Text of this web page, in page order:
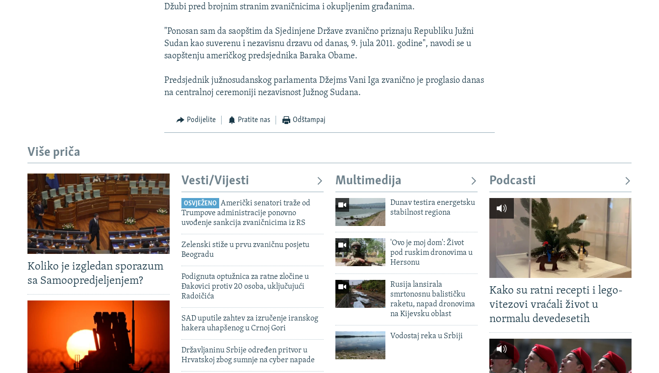
TRI DECENIJE OD RATA U BIH
SVE KARTE DEJTONA
NASTANAK I RASPAD JUGOSLAVIJE
Džubi pred brojnim stranim zvaničnicima i okupljenim građanima.
"Ponosan sam da saopštim da Sjedinjene Države zvanično priznaju Republiku Južni
Sudan kao suverenu i nezavisnu drzavu od danas, 9. jula 2011. godine", navodi se u
saopštenju američkog predsjednika Baraka Obame.
Predsjednik južnosudanskog parlamenta Džejms Vani Iga zvanično je proglasio danas
na centralnoj ceremoniji nezavisnost Južnog Sudana.
Podijelite Pratite nas Odštampaj
Više priča
Koliko je izgledan sporazum
sa Samoopredjeljenjem?
Vesti/Vijesti
OSVJEŽENO
Američki senatori traže od
Trumpove administracije ponovno
uvođenje sankcija zvaničnicima iz RS
Zelenski stiže u prvu zvaničnu posjetu
Beogradu
Podignuta optužnica za ratne zločine u
Đakovici protiv 20 osoba, uključujući
Radoičića
SAD uputile zahtev za izručenje iranskog
hakera uhapšenog u Crnoj Gori
Državljaninu Srbije određen pritvor u
Hrvatskoj zbog sumnje na cyber napade
Multimedija
Dunav testira energetsku
stabilnost regiona
'Ovo je moj dom': Život
pod ruskim dronovima u
Hersonu
Rusija lansirala
smrtonosnu balističku
raketu, napad dronovima
na Kijevsku oblast
Vodostaj reka u Srbiji
Podcasti
Kako su ratni recepti i lego-
vitezovi vraćali život u
normalu devedesetih